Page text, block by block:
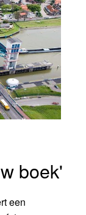
boek'
een